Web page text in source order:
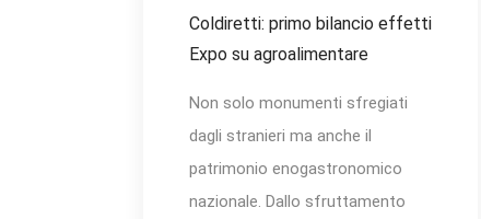
Coldiretti: primo bilancio effetti
Expo su agroalimentare
Non solo monumenti sfregiati
dagli stranieri ma anche il
patrimonio enogastronomico
nazionale. Dallo sfruttamento